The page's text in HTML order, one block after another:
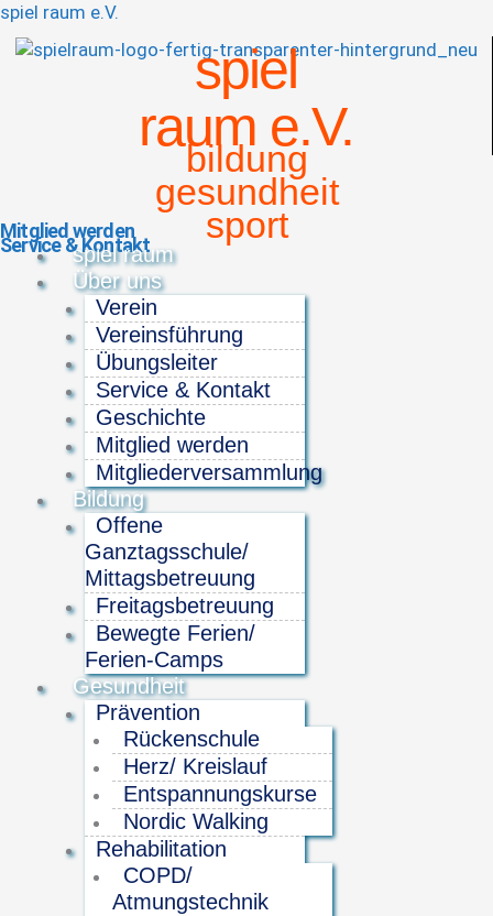
spiel raum e.V.
spiel
raum e.V.
bildung
gesundheit
sport
Mitglied werden
Service & Kontakt
Menü
spiel raum
Über uns
Verein
Vereinsführung
Übungsleiter
Service & Kontakt
Geschichte
Mitglied werden
Mitgliederversammlung
Bildung
Offene
Ganztagsschule/
Mittagsbetreuung
Freitagsbetreuung
Bewegte Ferien/
Ferien-Camps
Gesundheit
Prävention
Rückenschule
Herz/ Kreislauf
Entspannungskurse
Nordic Walking
Rehabilitation
COPD/
Atmungstechnik